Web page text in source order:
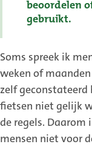
beoordelen
gebruikt.
Soms spreek ik
weken of
zelf geconstateerd
fietsen niet gelijk
de regels. Daarom
mensen niet voor